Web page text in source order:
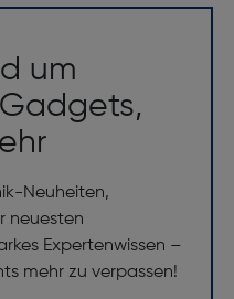
Kamera
[MP]: 48
[MP]: 12
(numerisch) [MP]: 48
Kamera
um
Neuheiten,
neuesten
Expertenwissen –
mehr zu verpassen!